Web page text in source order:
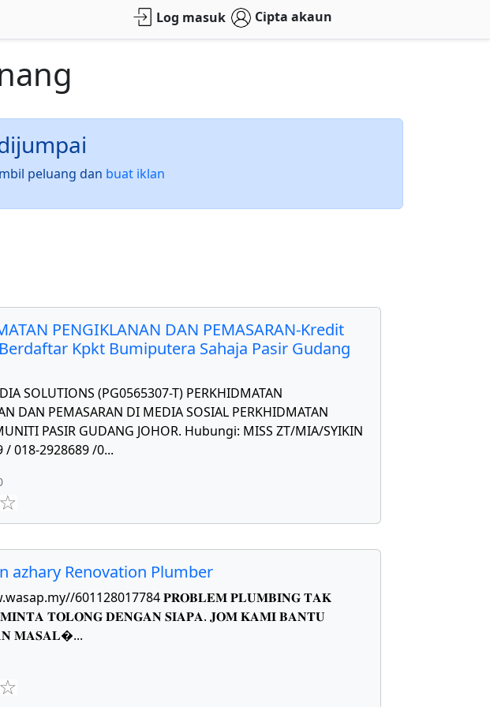
Log masuk Cipta akaun
peluang dan buat iklan
PENGIKLANAN DAN PEMASARAN-Kredit
Kpkt Bumiputera Sahaja Pasir Gudang
SOLUTIONS (PG0565307-T) PERKHIDMATAN
DAN PEMASARAN DI MEDIA SOSIAL PERKHIDMATAN
PASIR GUDANG JOHOR. Hubungi: MISS ZT/MIA/SYIKIN
/ 018-2928689 /0...
azhary Renovation Plumber
601128017784 𝐏𝐑𝐎𝐁𝐋𝐄𝐌 𝐏𝐋𝐔𝐌𝐁𝐈𝐍𝐆 𝐓𝐀𝐊
𝐓𝐎𝐋𝐎𝐍𝐆 𝐃𝐄𝐍𝐆𝐀𝐍 𝐒𝐈𝐀𝐏𝐀. 𝐉𝐎𝐌 𝐊𝐀𝐌𝐈 𝐁𝐀𝐍𝐓𝐔
𝐌𝐀𝐒𝐀𝐋...